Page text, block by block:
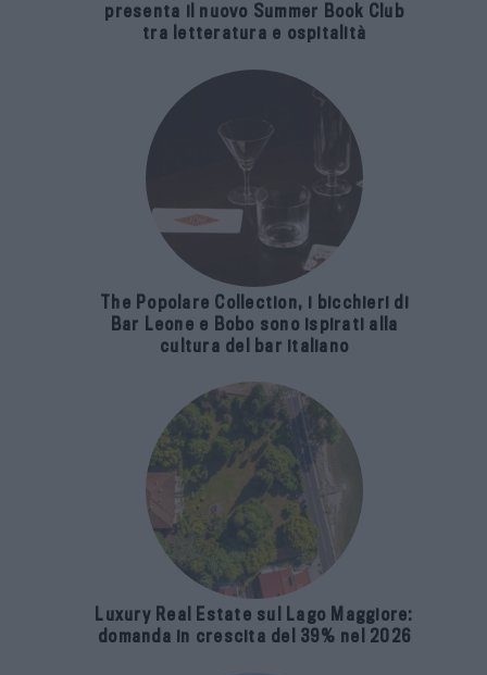
presenta il nuovo Summer Book Club
tra letteratura e ospitalità
The Popolare Collection, i bicchieri di
Bar Leone e Bobo sono ispirati alla
cultura del bar italiano
Luxury Real Estate sul Lago Maggiore:
domanda in crescita del 39% nel 2026